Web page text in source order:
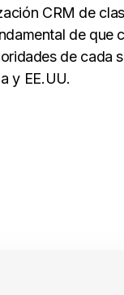
CRM de
de que
de cada
y EE.UU.